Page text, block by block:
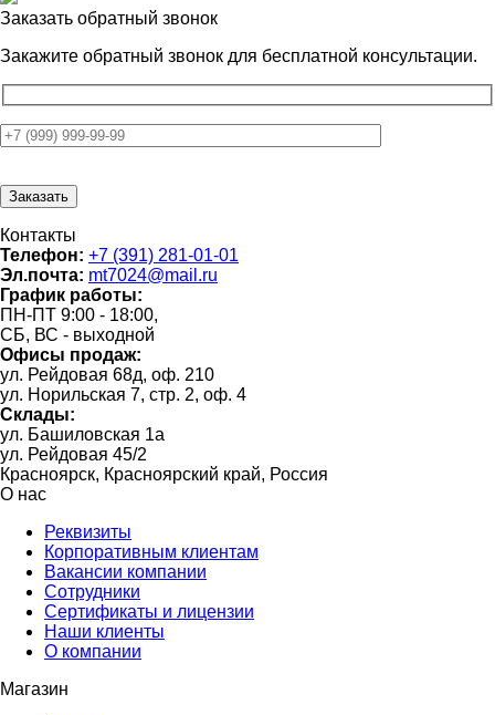
Заказать обратный звонок
Закажите обратный звонок для бесплатной консультации.
Контакты
Телефон: +7 (391) 281-01-01
Эл.почта: mt7024@mail.ru
График работы:
ПН-ПТ 9:00 - 18:00,
СБ, ВС - выходной
Офисы продаж:
ул. Рейдовая 68д, оф. 210
ул. Норильская 7, стр. 2, оф. 4
Склады:
ул. Башиловская 1а
ул. Рейдовая 45/2
Красноярск, Красноярский край, Россия
О нас
Реквизиты
Корпоративным клиентам
Вакансии компании
Сотрудники
Сертификаты и лицензии
Наши клиенты
О компании
Магазин